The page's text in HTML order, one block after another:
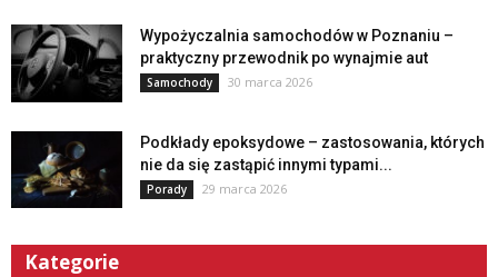
Wypożyczalnia samochodów w Poznaniu –
praktyczny przewodnik po wynajmie aut
Samochody 30 marca 2026
Podkłady epoksydowe – zastosowania, których
nie da się zastąpić innymi typami...
Porady 29 marca 2026
Kategorie